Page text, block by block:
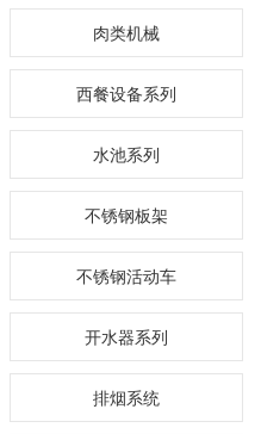
肉类机械
西餐设备系列
水池系列
不锈钢板架
不锈钢活动车
开水器系列
排烟系统